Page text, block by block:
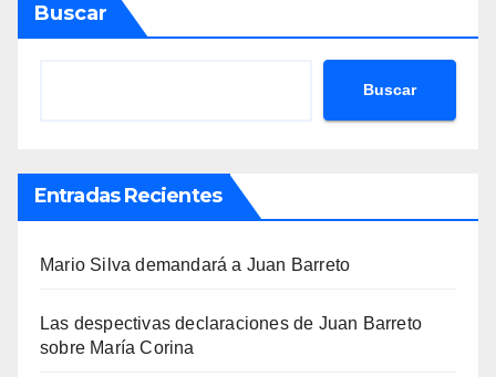
Buscar
Buscar
Entradas Recientes
Mario Silva demandará a Juan Barreto
Las despectivas declaraciones de Juan Barreto
sobre María Corina